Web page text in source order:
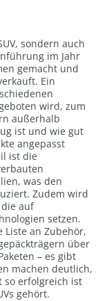
sondern auch
im Jahr
gemacht und
Ein
wird, zum
außerhalb
ist und wie gut
angepasst
ist die
was den
Zudem wird
auf
setzen.
Liste an Zubehör,
über
– es gibt
machen deutlich,
so erfolgreich ist
gehört.